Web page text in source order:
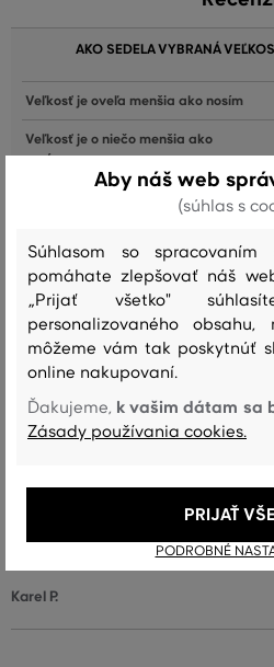
AKO SEDELA VYBRANÁ
Veľkosť je oveľa menšia ako nosím
Veľkosť je o niečo menšia ako
nosím
Veľkosť zodpovedá veľkosti, ktorú
Veľkosť je o niečo väčšia ako
nosím
Veľkosť je oveľa väčšia ako nosím
Farba
Veľkosť:
L
Ako sedí:
nosím
Farba
Veľkosť:
Ako sedí:
nosím
Karel P.
Aby náš web
(súhlas s
Súhlasom so spracovaním
pomáhate zlepšovať náš
„Prijať všetko"
personalizovaného
môžeme vám tak poskytnúť
online nakupovaní.
Ďakujeme, k vašim dátam sa
Zásady používania cookies.
PODROBNÉ
PRIJAŤ